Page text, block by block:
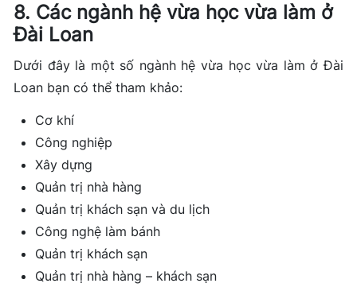
8. Các ngành hệ vừa học vừa làm ở
Đài Loan
Dưới đây là một số ngành hệ vừa học vừa làm ở Đài
Loan bạn có thể tham khảo:
Cơ khí
Công nghiệp
Xây dựng
Quản trị nhà hàng
Quản trị khách sạn và du lịch
Công nghệ làm bánh
Quản trị khách sạn
Quản trị nhà hàng – khách sạn